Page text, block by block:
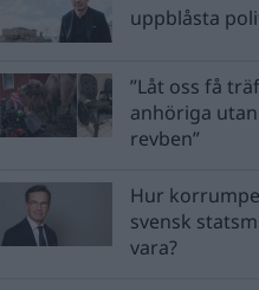
uppblåsta
”Låt oss få
anhöriga
revben”
Hur
svensk
vara?